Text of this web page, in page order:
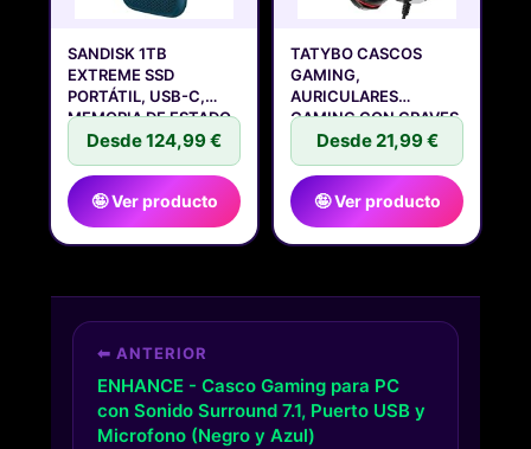
SANDISK 1TB
EXTREME SSD
PORTÁTIL, USB-C,
MEMORIA DE ESTADO
Desde 124,99 €
🤪 Ver producto
TATYBO CASCOS
GAMING,
AURICULARES
GAMING CON GRAVES
ENVOLVENTES
Desde 21,99 €
🤪 Ver producto
⬅ ANTERIOR
ENHANCE - Casco Gaming para PC
con Sonido Surround 7.1, Puerto USB y
Microfono (Negro y Azul)